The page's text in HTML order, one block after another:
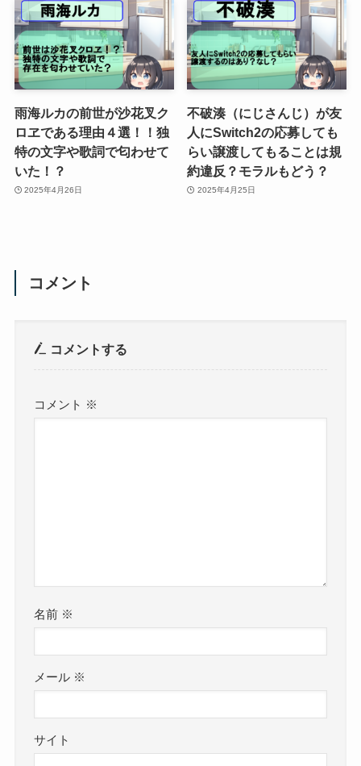
雨海ルカの前世が沙花叉ク
ロヱである理由４選！！独
特の文字や歌詞で匂わせて
いた！？
2025年4月26日
不破湊（にじさんじ）が友
人にSwitch2の応募しても
らい譲渡してもることは規
約違反？モラルもどう？
2025年4月25日
コメント
コメントする
コメント ※
名前 ※
メール ※
サイト